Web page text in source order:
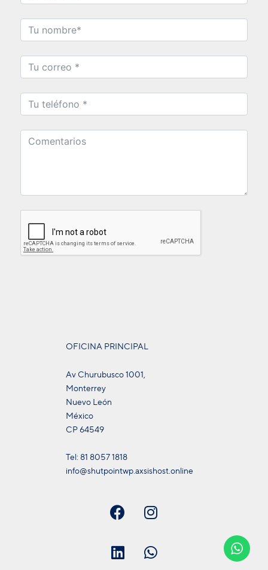
OFICINA PRINCIPAL
Av Churubusco 1001,
Monterrey
Nuevo León
México
CP 64549
Tel: 81 8057 1818
info@shutpointwp.axsishost.online